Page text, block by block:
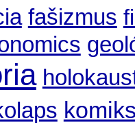
fašizmus
komiks